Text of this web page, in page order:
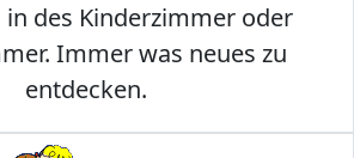
des Kinderzimmer oder
Immer was neues zu
entdecken.